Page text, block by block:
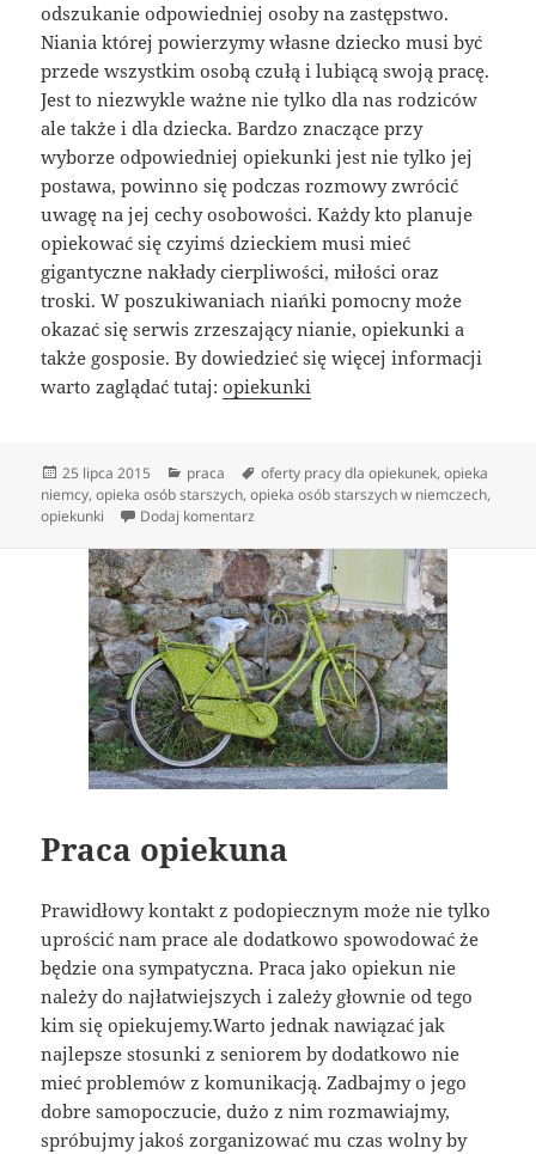
odszukanie odpowiedniej osoby na zastępstwo.
Niania której powierzymy własne dziecko musi być
przede wszystkim osobą czułą i lubiącą swoją pracę.
Jest to niezwykle ważne nie tylko dla nas rodziców
ale także i dla dziecka. Bardzo znaczące przy
wyborze odpowiedniej opiekunki jest nie tylko jej
postawa, powinno się podczas rozmowy zwrócić
uwagę na jej cechy osobowości. Każdy kto planuje
opiekować się czyimś dzieckiem musi mieć
gigantyczne nakłady cierpliwości, miłości oraz
troski. W poszukiwaniach niańki pomocny może
okazać się serwis zrzeszający nianie, opiekunki a
także gosposie. By dowiedzieć się więcej informacji
warto zaglądać tutaj:opiekunki
Data
publikacji
25 lipca 2015 Kategorie
praca Tagi
oferty pracy dla opiekunek,opieka
niemcy,opieka osób starszych,opieka osób starszych w niemczech,
opiekunki
Dodaj komentarz
Praca opiekuna
Prawidłowy kontakt z podopiecznym może nie tylko
uprościć nam prace ale dodatkowo spowodować że
będzie ona sympatyczna. Praca jako opiekun nie
należy do najłatwiejszych i zależy głownie od tego
kim się opiekujemy.Warto jednak nawiązać jak
najlepsze stosunki z seniorem by dodatkowo nie
mieć problemów z komunikacją. Zadbajmy o jego
dobre samopoczucie, dużo z nim rozmawiajmy,
spróbujmy jakoś zorganizować mu czas wolny by